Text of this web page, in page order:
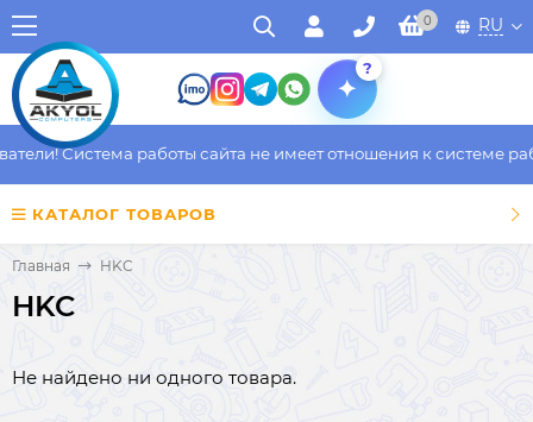
0 RU
?
Система работы сайта не имеет отношения к системе
КАТАЛОГ ТОВАРОВ
Главная HKC
HKC
Не найдено ни одного товара.